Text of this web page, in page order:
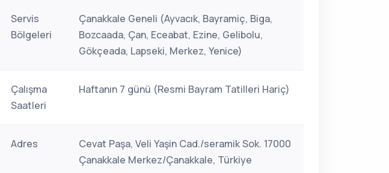
Servis
Bölgeleri
Çanakkale Geneli (Ayvacık, Bayramiç, Biga,
Bozcaada, Çan, Eceabat, Ezine, Gelibolu,
Gökçeada, Lapseki, Merkez, Yenice)
Çalışma
Saatleri
Haftanın 7 günü (Resmi Bayram Tatilleri Hariç)
Adres
Cevat Paşa, Veli Yaşin Cad./seramik Sok. 17000
Çanakkale Merkez/Çanakkale, Türkiye